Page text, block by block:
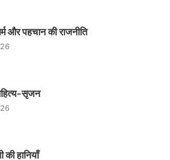
और पहचान की राजनीति
सृजन
हानियाँ